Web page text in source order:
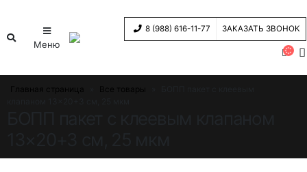
Меню
8 (988) 616-11-77 ЗАКАЗАТЬ ЗВОНОК